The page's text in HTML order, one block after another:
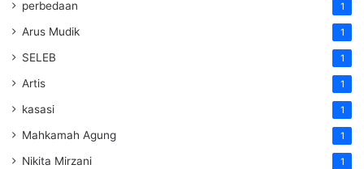
perbedaan 1
Arus Mudik 1
SELEB 1
Artis 1
kasasi 1
Mahkamah Agung 1
Nikita Mirzani 1